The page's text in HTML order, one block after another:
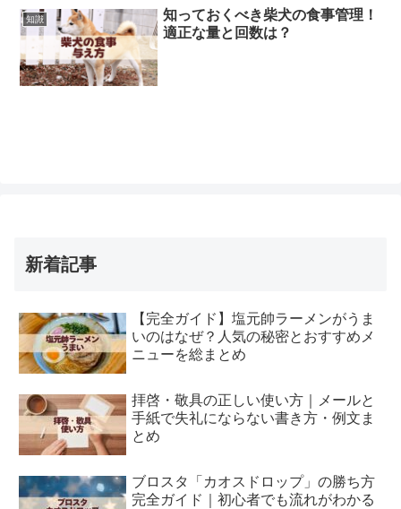
知識
知っておくべき柴犬の食事管理！
適正な量と回数は？
新着記事
【完全ガイド】塩元帥ラーメンがうま
いのはなぜ？人気の秘密とおすすめメ
ニューを総まとめ
拝啓・敬具の正しい使い方｜メールと
手紙で失礼にならない書き方・例文ま
とめ
ブロスタ「カオスドロップ」の勝ち方
完全ガイド｜初心者でも流れがわかる